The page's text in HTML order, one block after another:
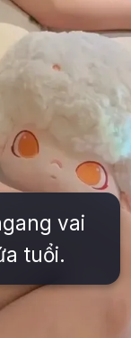
vai
tuổi.